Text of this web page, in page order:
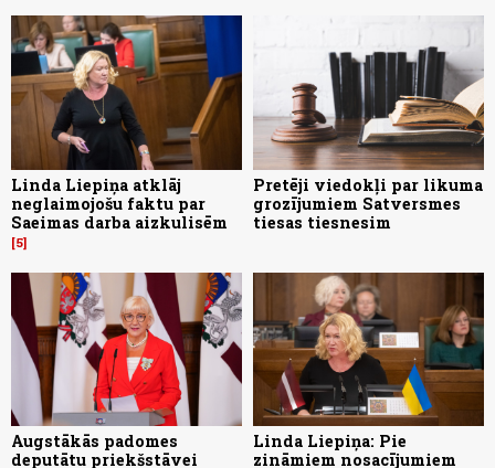
Linda Liepiņa atklāj
neglaimojošu faktu par
Saeimas darba aizkulisēm
5
Pretēji viedokļi par likuma
grozījumiem Satversmes
tiesas tiesnesim
Augstākās padomes
deputātu priekšstāvei
Linda Liepiņa: Pie
zināmiem nosacījumiem